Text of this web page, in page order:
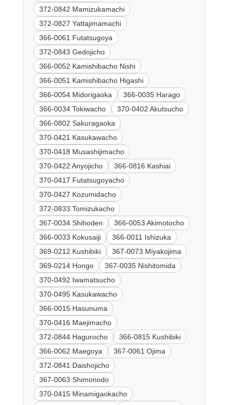
372-0842 Mamizukamachi
372-0827 Yattajimamachi
366-0061 Futatsugoya
372-0843 Gedojicho
366-0052 Kamishibacho Nishi
366-0051 Kamishibacho Higashi
366-0054 Midorigaoka
366-0035 Harago
366-0034 Tokiwacho
370-0402 Akutsucho
366-0802 Sakuragaoka
370-0421 Kasukawacho
370-0418 Musashijimacho
370-0422 Anyojicho
366-0816 Kashiai
370-0417 Futatsugoyacho
370-0427 Kozumidacho
372-0833 Tomizukacho
367-0034 Shihoden
366-0053 Akimotocho
366-0033 Kokusaiji
366-0011 Ishizuka
369-0212 Kushibiki
367-0073 Miyakojima
369-0214 Hongo
367-0035 Nishitomida
370-0492 Iwamatsucho
370-0495 Kasukawacho
366-0015 Hasunuma
370-0416 Maejimacho
372-0844 Hagurocho
366-0815 Kushibiki
366-0062 Maegoya
367-0061 Ojima
372-0841 Daishojicho
367-0063 Shimonodo
370-0415 Minamigaokacho